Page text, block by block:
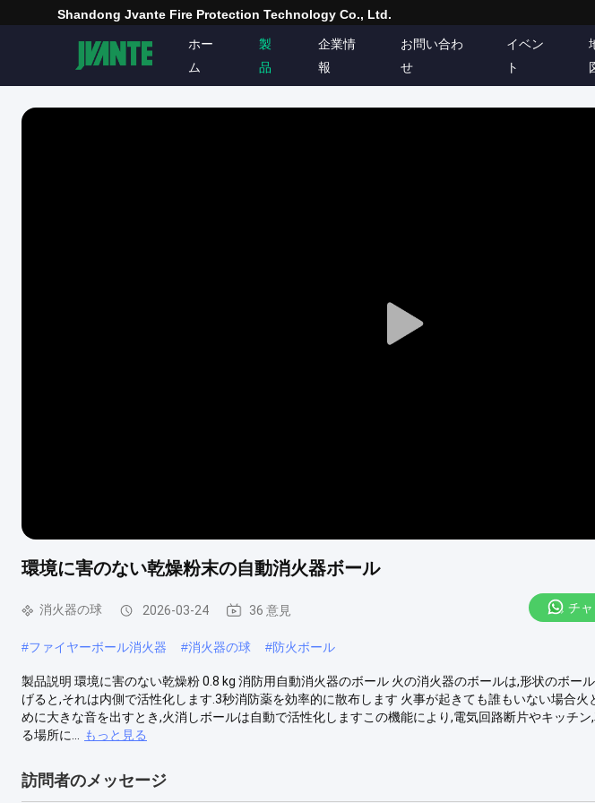
Shandong Jvante Fire Protection Technology Co., Ltd.
ホー
ム
製
品
企業情
報
お問い合わ
せ
イベン
ト
Play
環境に害のない乾燥粉末の自動消火器ボール
消火器の球 2026-03-24 36 意見 チャ
#ファイヤーボール消火器 #消火器の球 #防火ボール
製品説明 環境に害のない乾燥粉 0.8 kg 消防用自動消火器のボール 火の消火器のボールは,形状のボー
げると,それは内側で活性化します.3秒消防薬を効率的に散布します 火事が起きても誰もいない場合
めに大きな音を出すとき,火消しボールは自動で活性化しますこの機能により,電気回路断片やキッチ
る場所に...
もっと見る
訪問者のメッセージ